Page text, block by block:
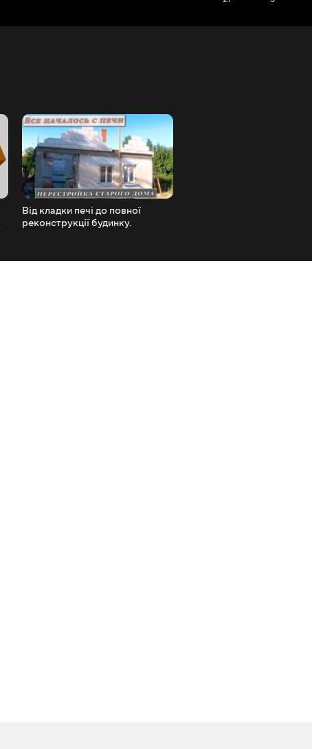
Від кладки печі до повної
реконструкції будинку.